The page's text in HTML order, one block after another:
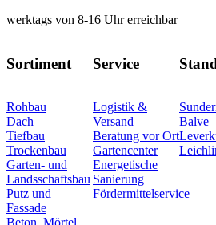
werktags von 8-16 Uhr erreichbar
Sortiment
Rohbau
Dach
Tiefbau
Trockenbau
Garten- und
Landsschaftsbau
Putz und
Fassade
Service
Logistik &
Versand
Beratung vor Ort
Gartencenter
Energetische
Sanierung
Fördermittelservice
Balve